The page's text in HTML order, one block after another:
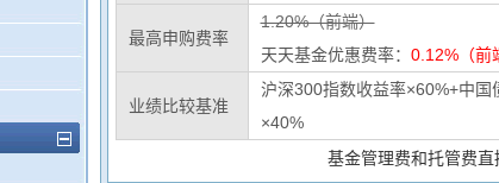
最高申购费率
1.20%（前端）
天天基金优惠费率： 0.12%（前
业绩比较基准
沪深300指数收益率×60%+中国
×40%
基金管理费和托管费